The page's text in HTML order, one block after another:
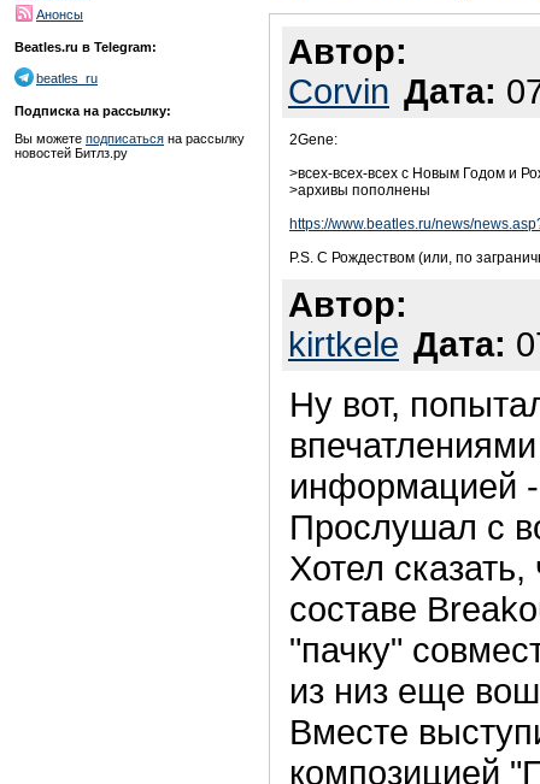
Анонсы
Beatles.ru в Telegram:
beatles_ru
Подписка на рассылку:
Вы можете подписаться на рассылку
новостей Битлз.ру
Автор:
Corvin Дата:
2Gene:
>всех-всех-всех с Новым Годом и
>архивы пополнены
https://www.beatles.ru/news/
P.S. С Рождеством (или, по
Автор:
kirtkele Дата:
Ну вот,
информацией
Прослушал с
Хотел
составе
"пачку"
из низ еще
Вместе
композицией